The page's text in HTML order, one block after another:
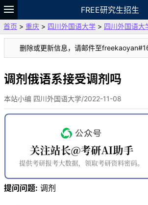
FREE研究生招生
题库
故事 专题 APP 笔记
VIP
资料
首页 > 重庆 > 四川外国语大学 > 四川外国语大
删除或更新信息，请邮件至
调剂俄语系接受调剂吗
本站小编 四川外国语大学/2022-11-08
提问问题: 调剂